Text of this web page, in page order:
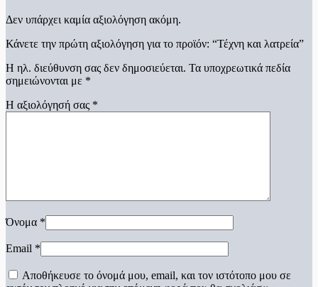
Δεν υπάρχει καμία αξιολόγηση ακόμη.
Κάνετε την πρώτη αξιολόγηση για το προϊόν: “Τέχνη και λατρεία”
Η ηλ. διεύθυνση σας δεν δημοσιεύεται. Τα υποχρεωτικά πεδία
σημειώνονται με *
Η αξιολόγησή σας *
Όνομα *
Email *
Αποθήκευσε το όνομά μου, email, και τον ιστότοπο μου σε